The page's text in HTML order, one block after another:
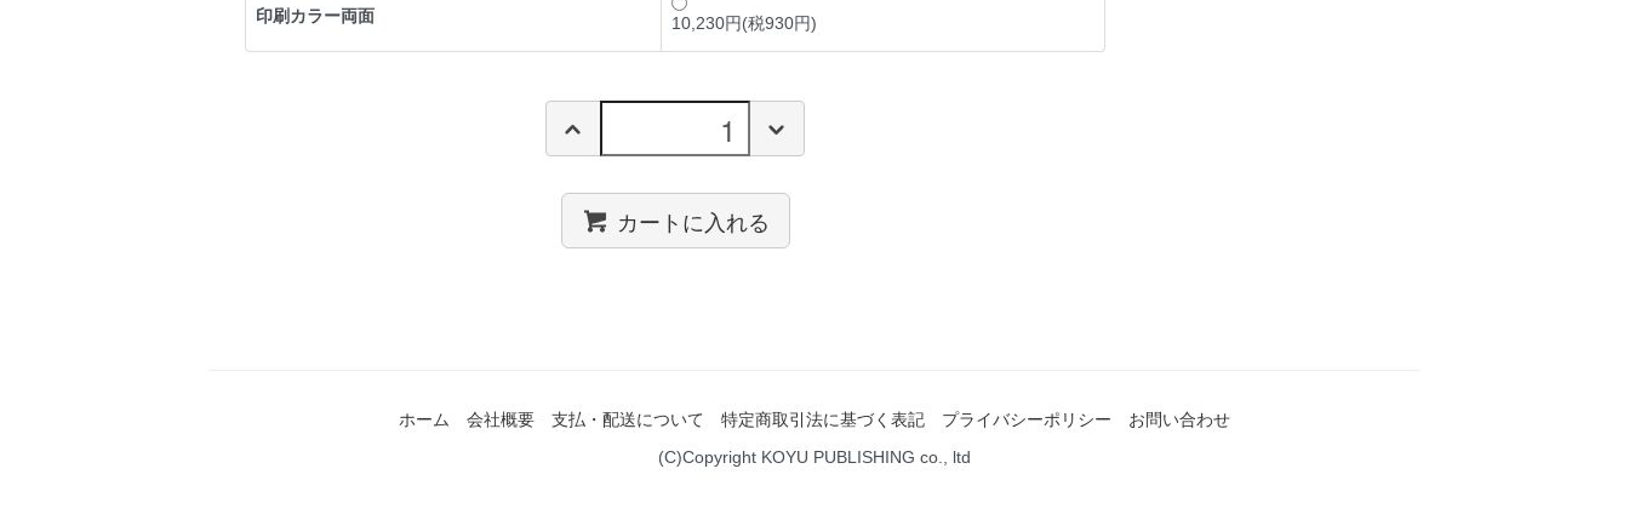
印刷カラー両面 10,230円(税930円)
カートに入れる
ホーム 会社概要 支払・配送について 特定商取引法に基づく表記 プライバシーポリシー
お問い合わせ
(C)Copyright KOYU PUBLISHING co., ltd